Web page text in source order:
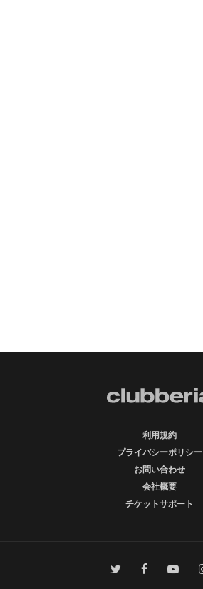
利用規約
プライバシーポリシー
お問い合わせ
会社概要
チケットサポート